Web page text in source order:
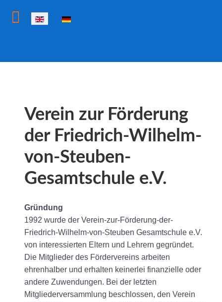
Select your language
Verein zur Förderung
der Friedrich-Wilhelm-
von-Steuben-
Gesamtschule e.V.
Gründung
1992 wurde der Verein-zur-Förderung-der-
Friedrich-Wilhelm-von-Steuben Gesamtschule e.V.
von interessierten Eltern und Lehrern gegründet.
Die Mitglieder des Fördervereins arbeiten
ehrenhalber und erhalten keinerlei finanzielle oder
andere Zuwendungen. Bei der letzten
Mitgliederversammlung beschlossen, den Verein